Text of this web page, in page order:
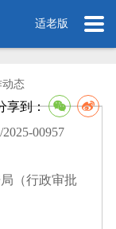
适老版
动态
享到：
2025-00957
（行政审批